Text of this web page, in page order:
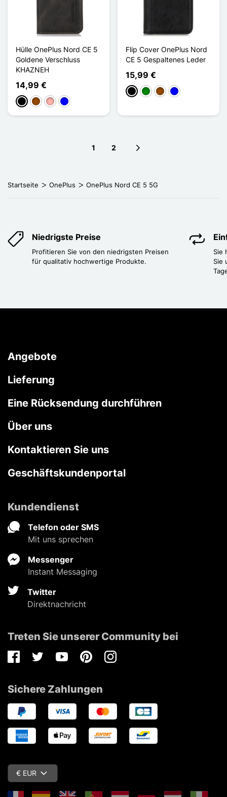
Hülle OnePlus Nord CE 5
Goldene Verschluss
KHAZNEH
14,99 €
Schwarz
BraunRoségold
Blau
Flip Cover OnePlus Nord
CE 5 Gespaltenes Leder
15,99 €
Schwarz
GrünBraunBlau
1 2
Startseite OnePlus OnePlus Nord CE 5 5G
Niedrigste Preise
Profitieren Sie von den niedrigsten Preisen
für qualitativ hochwertige Produkte.
Sie
Sie
Angebote
Lieferung
Eine Rücksendung durchführen
Über uns
Kontaktieren Sie uns
Geschäftskundenportal
Kundendienst
Telefon oder SMS
Mit uns sprechen
Messenger
Instant Messaging
Twitter
Direktnachricht
Treten Sie unserer Community bei
FacebookTwitterYoutubePinterestInstagram
Sichere Zahlungen
€ EUR